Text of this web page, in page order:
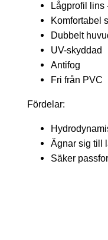
Lågprofil lins
Komfortabel
Dubbelt
UV-skyddad
Antifog
Fri från PVC
Fördelar:
Ägnar sig till
Säker